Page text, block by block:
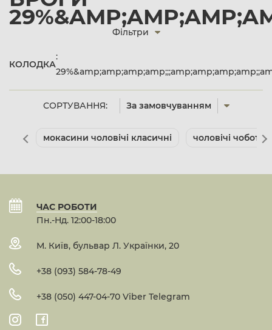
СОРТУВАННЯ: За замовчуванням
Фільтри
КОЛОДКА
:
мокасини чоловічі класичні чоловічі чоботи
ЧАС РОБОТИ
Пн.-Нд. 12:00-18:00
М. Київ, бульвар Л. Українки, 20
+38 (093) 584-78-49
+38 (050) 447-04-70 Viber Telegram